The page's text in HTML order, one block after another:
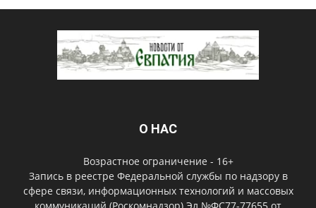
О НАС
Возрастное ограничение - 16+
Запись в реестре Федеральной службы по надзору в
сфере связи, информационных технологий и массовых